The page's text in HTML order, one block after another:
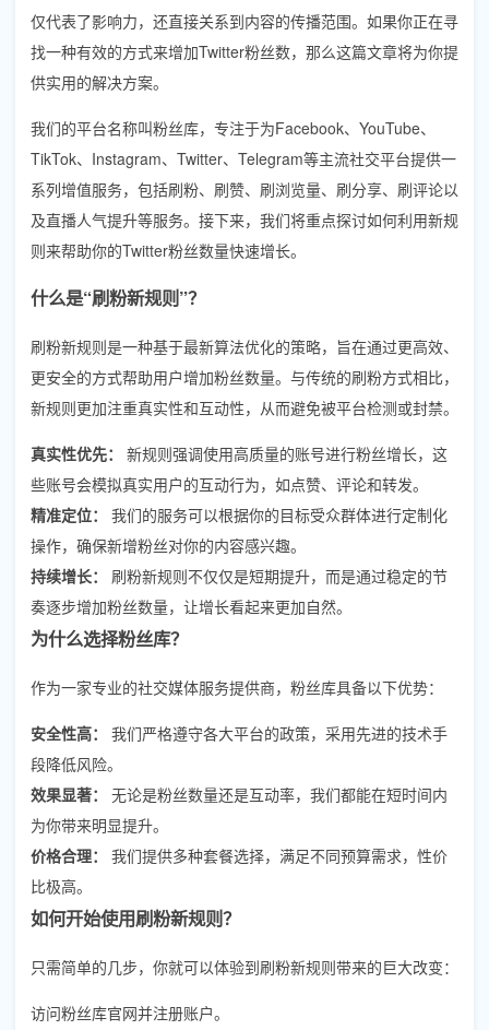
仅代表了影响力，还直接关系到内容的传播范围。如果你正在寻
找一种有效的方式来增加Twitter粉丝数，那么这篇文章将为你提
供实用的解决方案。
我们的平台名称叫粉丝库，专注于为Facebook、YouTube、
TikTok、Instagram、Twitter、Telegram等主流社交平台提供一
系列增值服务，包括刷粉、刷赞、刷浏览量、刷分享、刷评论以
及直播人气提升等服务。接下来，我们将重点探讨如何利用新规
则来帮助你的Twitter粉丝数量快速增长。
什么是“刷粉新规则”？
刷粉新规则是一种基于最新算法优化的策略，旨在通过更高效、
更安全的方式帮助用户增加粉丝数量。与传统的刷粉方式相比，
新规则更加注重真实性和互动性，从而避免被平台检测或封禁。
真实性优先：
新规则强调使用高质量的账号进行粉丝增长，这
些账号会模拟真实用户的互动行为，如点赞、评论和转发。
精准定位：
我们的服务可以根据你的目标受众群体进行定制化
操作，确保新增粉丝对你的内容感兴趣。
持续增长：
刷粉新规则不仅仅是短期提升，而是通过稳定的节
奏逐步增加粉丝数量，让增长看起来更加自然。
为什么选择粉丝库？
作为一家专业的社交媒体服务提供商，粉丝库具备以下优势：
安全性高：
我们严格遵守各大平台的政策，采用先进的技术手
段降低风险。
效果显著：
无论是粉丝数量还是互动率，我们都能在短时间内
为你带来明显提升。
价格合理：
我们提供多种套餐选择，满足不同预算需求，性价
比极高。
如何开始使用刷粉新规则？
只需简单的几步，你就可以体验到刷粉新规则带来的巨大改变：
访问粉丝库官网并注册账户。